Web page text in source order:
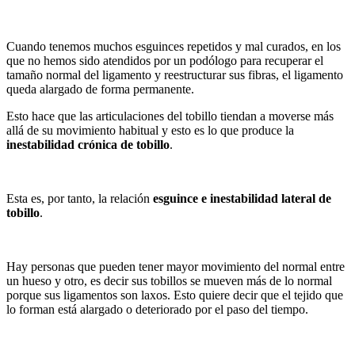
Cuando tenemos muchos esguinces repetidos y mal curados, en los
que no hemos sido atendidos por un podólogo para recuperar el
tamaño normal del ligamento y reestructurar sus fibras, el ligamento
queda alargado de forma permanente.
Esto hace que las articulaciones del tobillo tiendan a moverse más
allá de su movimiento habitual y esto es lo que produce la
inestabilidad crónica de tobillo.
Esta es, por tanto, la relación esguince e inestabilidad lateral de
tobillo.
Hay personas que pueden tener mayor movimiento del normal entre
un hueso y otro, es decir sus tobillos se mueven más de lo normal
porque sus ligamentos son laxos. Esto quiere decir que el tejido que
lo forman está alargado o deteriorado por el paso del tiempo.